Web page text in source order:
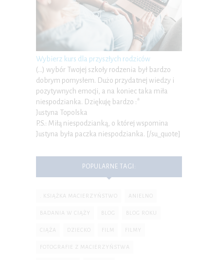
Wybierz kurs dla przyszłych rodziców
(…) wybór Twojej szkoły rodzenia był bardzo
dobrym pomysłem. Dużo przydatnej wiedzy i
pozytywnych emocji, a na koniec taka miła
niespodzianka. Dziękuję bardzo :*
Justyna Topolska
P.S.: Miłą niespodzianką, o której wspomina
Justyna była paczka niespodzianka. [/su_quote]
POPULARNE TAGI:
. KSIĄŻKA MACIERZYŃSTWO ANIELNO
BADANIA W CIĄŻY BLOG BLOG ROKU
CIĄŻA DZIECKO FILM FILMY
FOTOGRAFIE Z MACIERZYŃSTWA